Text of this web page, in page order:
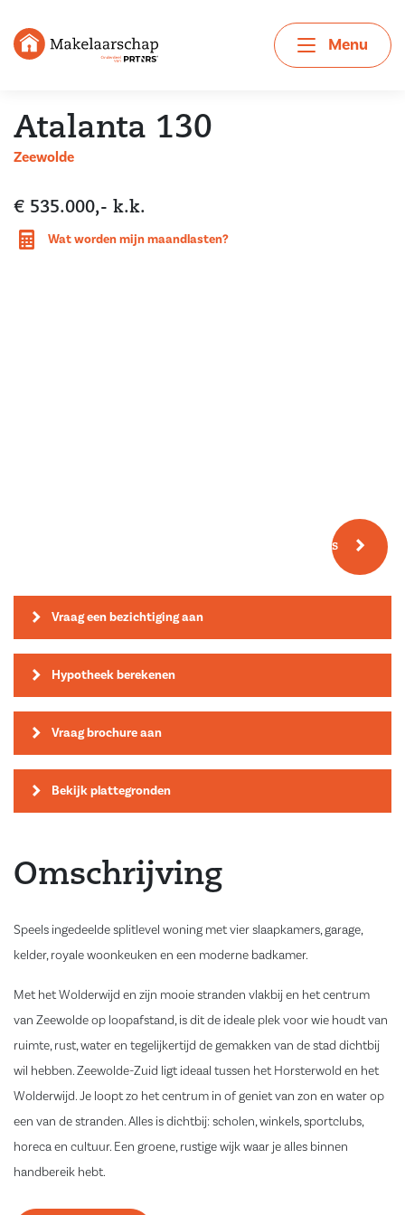
Menu
Atalanta 130
Zeewolde
€ 535.000,- k.k.
Wat worden mijn maandlasten?
Meer fotos
Vraag een bezichtiging aan
Hypotheek berekenen
Vraag brochure aan
Bekijk plattegronden
Omschrijving
Speels ingedeelde splitlevel woning met vier slaapkamers, garage,
kelder, royale woonkeuken en een moderne badkamer.
Met het Wolderwijd en zijn mooie stranden vlakbij en het centrum
van Zeewolde op loopafstand, is dit de ideale plek voor wie houdt van
ruimte, rust, water en tegelijkertijd de gemakken van de stad dichtbij
wil hebben. Zeewolde-Zuid ligt ideaal tussen het Horsterwold en het
Wolderwijd. Je loopt zo het centrum in of geniet van zon en water op
een van de stranden. Alles is dichtbij: scholen, winkels, sportclubs,
horeca en cultuur. Een groene, rustige wijk waar je alles binnen
handbereik hebt.